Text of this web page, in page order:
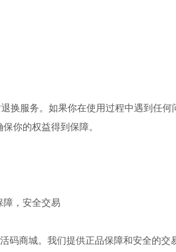
换服务。如果你在使用过程中遇到任
你的权益得到保障。
障，安全交易
码商城。我们提供正品保障和安全的